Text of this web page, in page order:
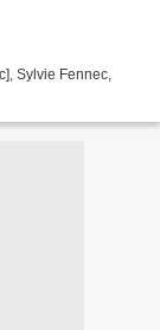
Sylvie Fennec,